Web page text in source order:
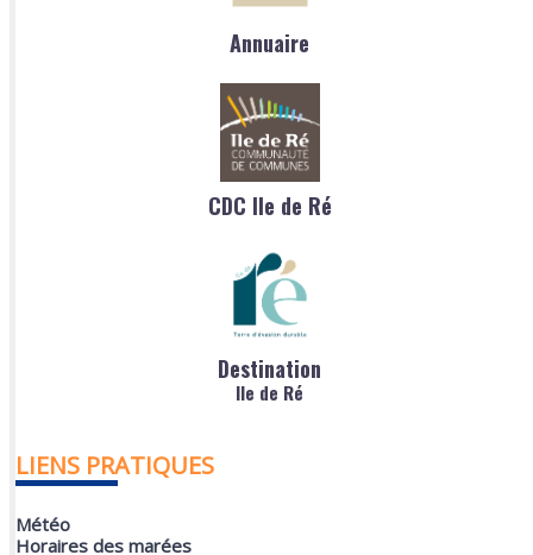
Annuaire
CDC Ile de Ré
Destination
Ile de Ré
LIENS PRATIQUES
Météo
Horaires des marées